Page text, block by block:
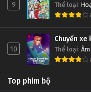
9 Thể loại:
10
Chuyến xe
Thể loại:
Top phim bộ